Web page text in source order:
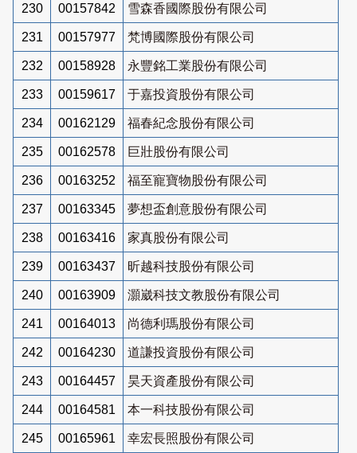
230 00157842 雪森香國際股份有限公司
231 00157977 梵博國際股份有限公司
232 00158928 永豐銘工業股份有限公司
233 00159617 于嘉投資股份有限公司
234 00162129 福春紀念股份有限公司
235 00162578 巨壯股份有限公司
236 00163252 福至寵寶物股份有限公司
237 00163345 夢想盃創意股份有限公司
238 00163416 家真股份有限公司
239 00163437 昕越科技股份有限公司
240 00163909 灝崴科技文教股份有限公司
241 00164013 尚德利瑪股份有限公司
242 00164230 道謙投資股份有限公司
243 00164457 昊天資產股份有限公司
244 00164581 本一科技股份有限公司
245 00165961 幸宏長照股份有限公司